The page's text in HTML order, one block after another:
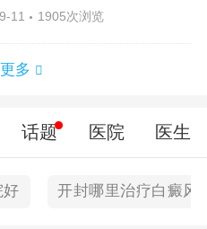
11 1905次浏览
多
话题 医院 医生
好 开封哪里治疗白癜风